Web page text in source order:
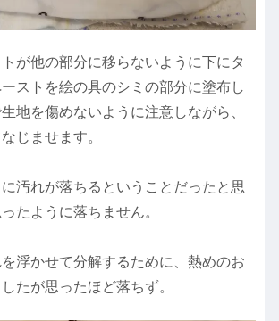
が他の部分に移らないように下にタ
ストを絵の具のシミの部分に塗布し
地を傷めないように注意しながら、
じませます。
汚れが落ちるということだったと思
たように落ちません。
浮かせて分解するために、熱めのお
たが思ったほど落ちず。